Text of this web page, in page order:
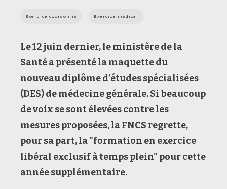
Exercice coordonné Exercice médical
Le 12 juin dernier, le ministère de la
Santé a présenté la maquette du
nouveau diplôme d’études spécialisées
(DES) de médecine générale. Si beaucoup
de voix se sont élevées contre les
mesures proposées, la FNCS regrette,
pour sa part, la "formation en exercice
libéral exclusif à temps plein" pour cette
année supplémentaire.